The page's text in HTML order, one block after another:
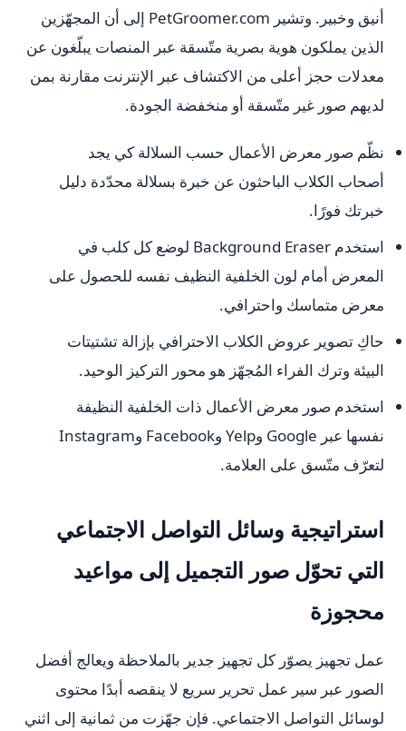
أنيق وخبير. وتشير PetGroomer.com إلى أن المجهّزين
الذين يملكون هوية بصرية متّسقة عبر المنصات يبلّغون عن
معدلات حجز أعلى من الاكتشاف عبر الإنترنت مقارنة بمن
لديهم صور غير متّسقة أو منخفضة الجودة.
نظّم صور معرض الأعمال حسب السلالة كي يجد
أصحاب الكلاب الباحثون عن خبرة بسلالة محدّدة دليل
خبرتك فورًا.
استخدم Background Eraser لوضع كل كلب في
المعرض أمام لون الخلفية النظيف نفسه للحصول على
معرض متماسك واحترافي.
حاكِ تصوير عروض الكلاب الاحترافي بإزالة تشتيتات
البيئة وترك الفراء المُجهّز هو محور التركيز الوحيد.
استخدم صور معرض الأعمال ذات الخلفية النظيفة
نفسها عبر Google وYelp وFacebook وInstagram
لتعرّف متّسق على العلامة.
استراتيجية وسائل التواصل الاجتماعي
التي تحوّل صور التجميل إلى مواعيد
محجوزة
عمل تجهيز يصوّر كل تجهيز جدير بالملاحظة ويعالج أفضل
الصور عبر سير عمل تحرير سريع لا ينقصه أبدًا محتوى
لوسائل التواصل الاجتماعي. فإن جهّزت من ثمانية إلى اثني